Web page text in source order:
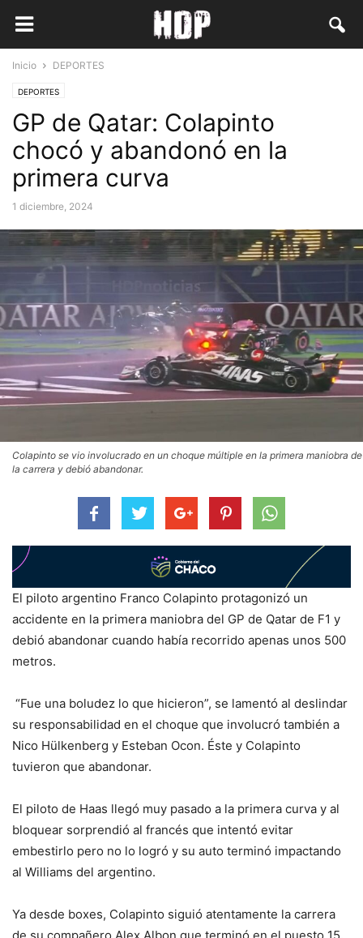
Inicio DEPORTES
DEPORTES
GP de Qatar: Colapinto
chocó y abandonó en la
primera curva
1 diciembre, 2024
Colapinto se vio involucrado en un choque múltiple en la primera maniobra de
la carrera y debió abandonar.
El piloto argentino Franco Colapinto protagonizó un
accidente en la primera maniobra del GP de Qatar de F1 y
debió abandonar cuando había recorrido apenas unos 500
metros.
“Fue una boludez lo que hicieron”, se lamentó al deslindar
su responsabilidad en el choque que involucró también a
Nico Hülkenberg y Esteban Ocon. Éste y Colapinto
tuvieron que abandonar.
El piloto de Haas llegó muy pasado a la primera curva y al
bloquear sorprendió al francés que intentó evitar
embestirlo pero no lo logró y su auto terminó impactando
al Williams del argentino.
Ya desde boxes, Colapinto siguió atentamente la carrera